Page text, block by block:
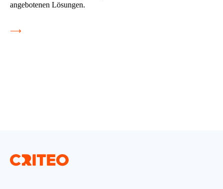
angebotenen Lösungen.
⟶